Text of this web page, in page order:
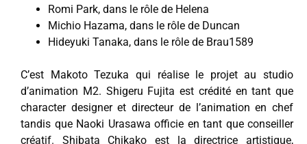
Romi Park, dans le rôle de Helena
Michio Hazama, dans le rôle de Duncan
Hideyuki Tanaka, dans le rôle de Brau1589
C’est Makoto Tezuka qui réalise le projet au studio
d’animation M2. Shigeru Fujita est crédité en tant que
character designer et directeur de l’animation en chef
tandis que Naoki Urasawa officie en tant que conseiller
créatif. Shibata Chikako est la directrice artistique,